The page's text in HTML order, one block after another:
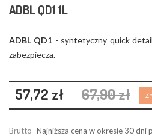
ADBL QD1 1L
ADBL QD1 - syntetyczny quick
zabezpiecza.
57,72 zł 67,90 zł
Brutto Najniższa cena w okresie 30 dni